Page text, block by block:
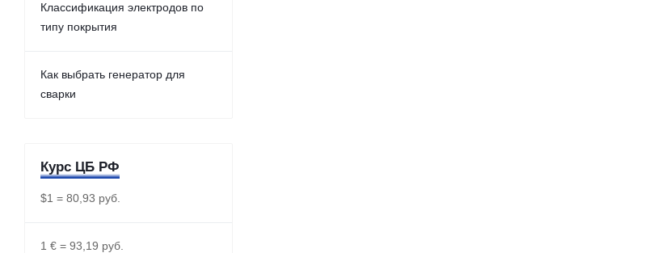
Классификация электродов по
типу покрытия
Как выбрать генератор для
сварки
Курс ЦБ РФ
$1 = 80,93 руб.
1 € = 93,19 руб.